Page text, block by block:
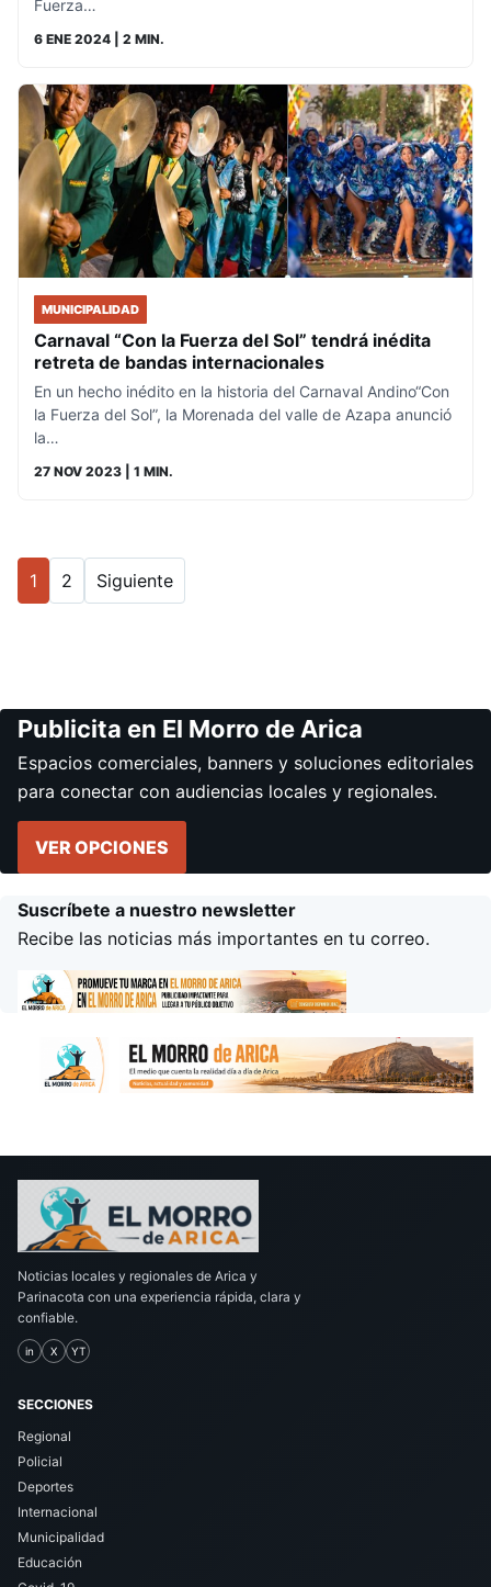
Fuerza…
6 ENE 2024 | 2 MIN.
MUNICIPALIDAD
Carnaval “Con la Fuerza del Sol” tendrá inédita
retreta de bandas internacionales
En un hecho inédito en la historia del Carnaval Andino“Con
la Fuerza del Sol”, la Morenada del valle de Azapa anunció
la…
27 NOV 2023 | 1 MIN.
1 2 Siguiente
Publicita en El Morro de Arica
Espacios comerciales, banners y soluciones editoriales
para conectar con audiencias locales y regionales.
VER OPCIONES
Suscríbete a nuestro newsletter
Recibe las noticias más importantes en tu correo.
Noticias locales y regionales de Arica y
Parinacota con una experiencia rápida, clara y
confiable.
in X YT
SECCIONES
Regional
Policial
Deportes
Internacional
Municipalidad
Educación